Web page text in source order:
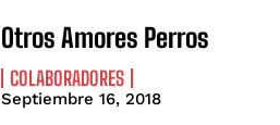
Otros Amores Perros
COLABORADORES
Septiembre 16, 2018